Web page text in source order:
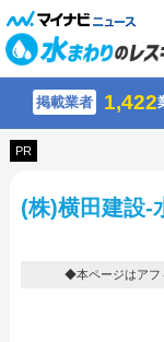
掲載業者 1,422
PR
(株)横田建設-
◆本ページはアフ